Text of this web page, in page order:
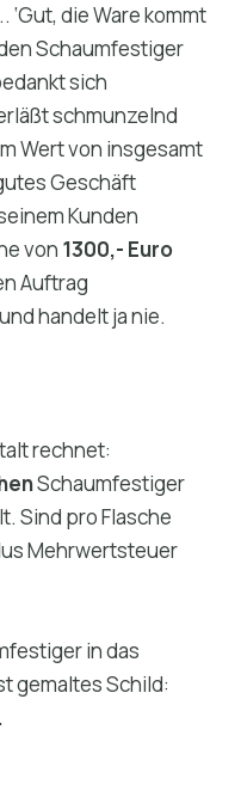
‘Gut, die Ware kommt
Schaumfestiger
sich
schmunzelnd
Wert von insgesamt
Geschäft
Kunden
von 1300,- Euro
Auftrag
handelt ja nie.
rechnet:
Schaumfestiger
Sind pro Flasche
Mehrwertsteuer
in das
gemaltes Schild: